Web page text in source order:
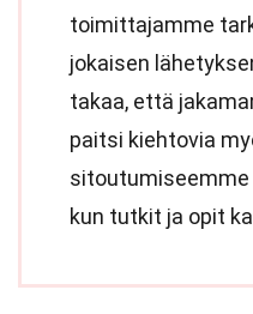
toimittajamme
jokaisen
takaa, että
paitsi kiehtovia
sitoutumiseemme
kun tutkit ja opit